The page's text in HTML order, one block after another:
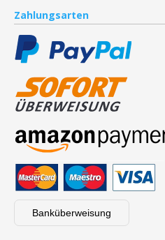
Zahlungsarten
Banküberweisung